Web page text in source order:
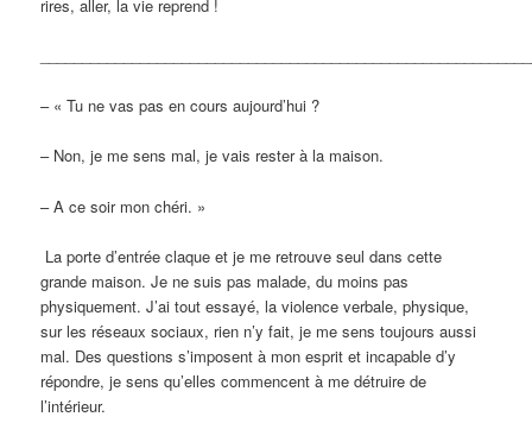
rires, aller, la vie reprend !
– « Tu ne vas pas en cours aujourd’hui ?
– Non, je me sens mal, je vais rester à la maison.
– A ce soir mon chéri. »
La porte d’entrée claque et je me retrouve seul dans cette
grande maison. Je ne suis pas malade, du moins pas
physiquement. J’ai tout essayé, la violence verbale, physique,
sur les réseaux sociaux, rien n’y fait, je me sens toujours aussi
mal. Des questions s’imposent à mon esprit et incapable d’y
répondre, je sens qu’elles commencent à me détruire de
l’intérieur.